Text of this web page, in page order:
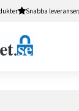
Snabba leveranser